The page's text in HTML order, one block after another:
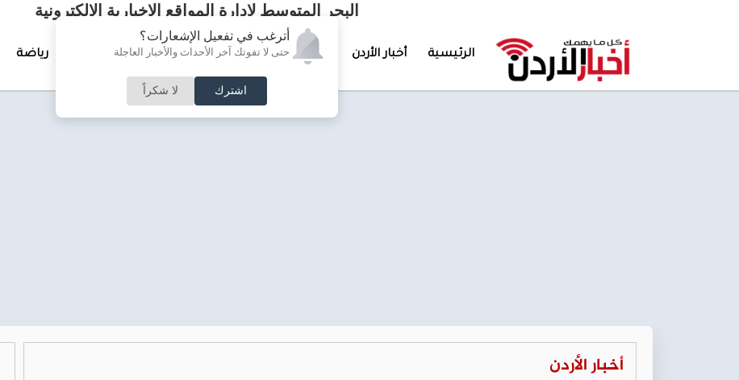
أترغب في تفعيل الإشعارات؟
حتى لا تفوتك آخر الأحداث والأخبار العاجلة
اشترك لا شكراً
البحر المتوسط لإدارة المواقع الإخبارية الالكترونية
الرئيسية أخبار الأردن تغطيات خاصة لقاء الأسبوع جرائم وحوادث رياضة
أخبار الأردن